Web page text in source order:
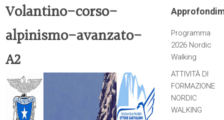
Volantino-corso-
alpinismo-avanzato-
A2
Programma
2026 Nordic
Walking
ATTIVITÀ DI
FORMAZIONE
NORDIC
WALKING